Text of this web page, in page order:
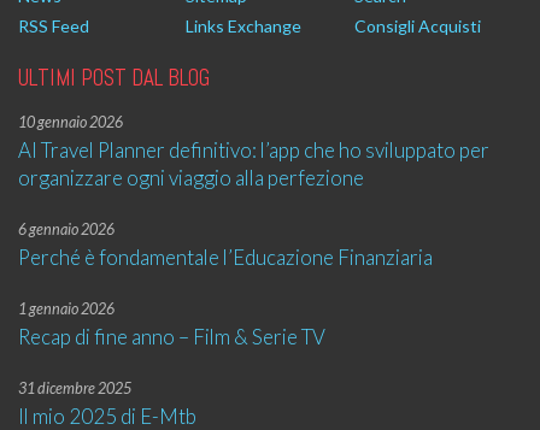
RSS Feed
Links Exchange Consigli Acquisti
ULTIMI POST DAL BLOG
10 gennaio 2026
AI Travel Planner definitivo: l’app che ho sviluppato per
organizzare ogni viaggio alla perfezione
6 gennaio 2026
Perché è fondamentale l’Educazione Finanziaria
1 gennaio 2026
Recap di fine anno – Film & Serie TV
31 dicembre 2025
Il mio 2025 di E-Mtb